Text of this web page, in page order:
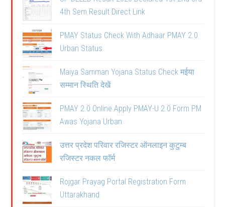
4th Sem Result Direct Link
PMAY Status Check With Adhaar PMAY 2.0
Urban Status
Maiya Samman Yojana Status Check मईया
सम्मान स्थिति देखें
PMAY 2.0 Online Apply PMAY-U 2.0 Form PM
Awas Yojana Urban
उत्तर प्रदेश परिवार रजिस्टर ऑनलाइन कुटुम्ब
रजिस्टर नकल फॉर्म
Rojgar Prayag Portal Registration Form
Uttarakhand